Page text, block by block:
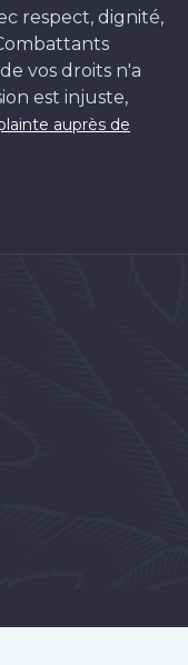
respect, dignité,
vos droits n'a
est injuste,
auprès de